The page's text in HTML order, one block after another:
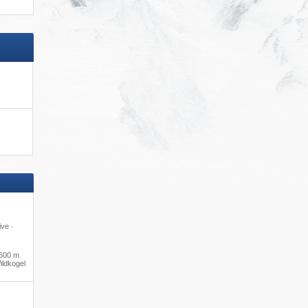
·
m